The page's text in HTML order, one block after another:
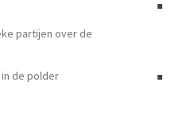
partijen over de
de polder